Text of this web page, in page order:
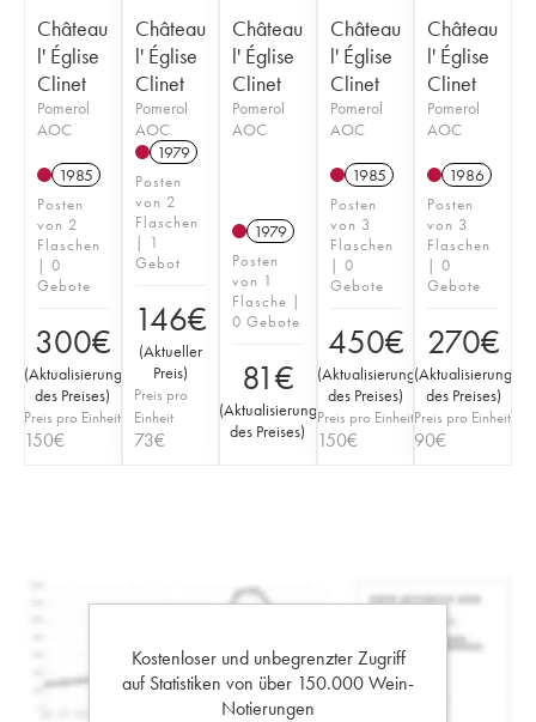
Château
l' Église
Clinet
Pomerol
AOC
1985
Posten
von 2
Flaschen
| 0
Gebote
300€
(Aktualisierung
des Preises)
Preis pro Einheit
150€
Château
l' Église
Clinet
Pomerol
AOC
1979
Posten
von 2
Flaschen
| 1
Gebot
146€
(Aktueller
Preis)
Preis pro
Einheit
73€
Château
l' Église
Clinet
Pomerol
AOC
1979
Posten
von 1
Flasche |
0 Gebote
81€
(Aktualisierung
des Preises)
Château
l' Église
Clinet
Pomerol
AOC
1985
Posten
von 3
Flaschen
| 0
Gebote
450€
(Aktualisierung
des Preises)
Preis pro Einheit
150€
Château
l' Église
Clinet
Pomerol
AOC
1986
Posten
von 3
Flaschen
| 0
Gebote
270€
(Aktualisierung
des Preises)
Preis pro Einheit
90€
Kostenloser und unbegrenzter Zugriff
auf Statistiken von über 150.000 Wein-
Notierungen